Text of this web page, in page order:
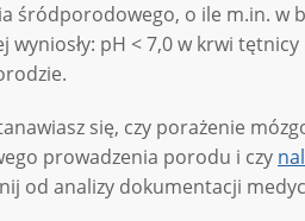
śródporodowego, o ile m.in. w
wyniosły: pH < 7,0 w krwi
się, czy porażenie
prowadzenia porodu i czy
od analizy dokumentacji